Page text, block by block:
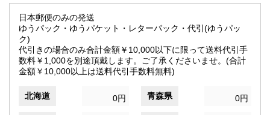
日本郵便のみの発送
ゆうパック・ゆうパケット・レターパック・代引(ゆうパッ
ク)
代引きの場合のみ合計金額￥10,000以下に限って送料代引手
数料￥1,000を別途頂戴します。ご了承くださいませ。(合計
金額￥10,000以上は送料代引手数料無料)
北海道 0円 青森県 0円